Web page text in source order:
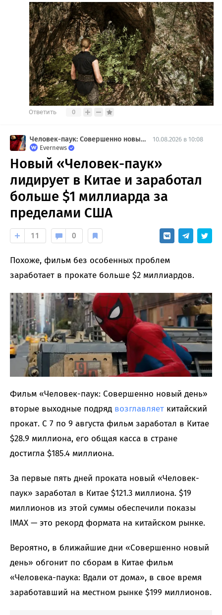
Ответить 0
Человек-паук: Совершенно новый день
10.08.2026 в 10:08
Evernews
Новый «Человек-паук»
лидирует в Китае и заработал
больше $1 миллиарда за
пределами США
11 0
Похоже, фильм без особенных проблем
заработает в прокате больше $2 миллиардов.
Фильм «Человек-паук: Совершенно новый день»
вторые выходные подряд возглавляет китайский
прокат. С 7 по 9 августа фильм заработал в Китае
$28.9 миллиона, его общая касса в стране
достигла $185.4 миллиона.
За первые пять дней проката новый «Человек-
паук» заработал в Китае $121.3 миллиона. $19
миллионов из этой суммы обеспечили показы
IMAX — это рекорд формата на китайском рынке.
Вероятно, в ближайшие дни «Совершенно новый
день» обгонит по сборам в Китае фильм
«Человека-паука: Вдали от дома», в свое время
заработавший на местном рынке $199 миллионов.